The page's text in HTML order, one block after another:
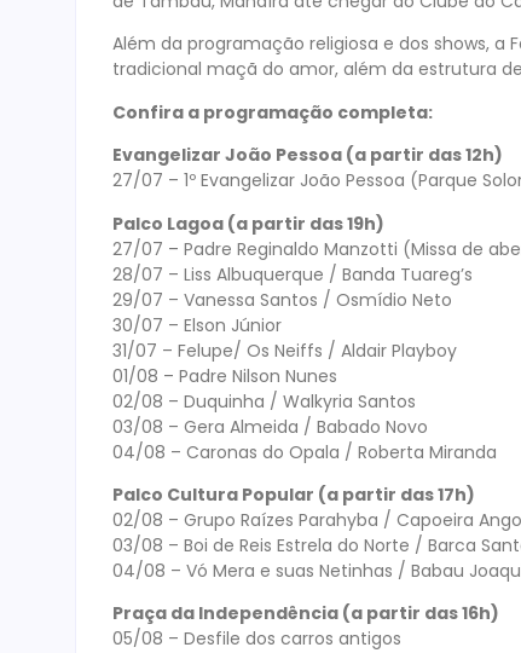
Além da programação religiosa e dos shows, a
tradicional maçã do amor, além da estrutura
Confira a programação completa:
Evangelizar João Pessoa (a partir das 12h)
27/07 – 1º Evangelizar João Pessoa (Parque
Palco Lagoa (a partir das 19h)
27/07 – Padre Reginaldo Manzotti (Missa de
28/07 – Liss Albuquerque / Banda Tuareg’s
29/07 – Vanessa Santos / Osmídio Neto
30/07 – Elson Júnior
31/07 – Felupe/ Os Neiffs / Aldair Playboy
01/08 – Padre Nilson Nunes
02/08 – Duquinha / Walkyria Santos
03/08 – Gera Almeida / Babado Novo
04/08 – Caronas do Opala / Roberta Miranda
Palco Cultura Popular (a partir das 17h)
02/08 – Grupo Raízes Parahyba / Capoeira
03/08 – Boi de Reis Estrela do Norte / Barca
04/08 – Vó Mera e suas Netinhas / Babau
Praça da Independência (a partir das 16h)
05/08 – Desfile dos carros antigos